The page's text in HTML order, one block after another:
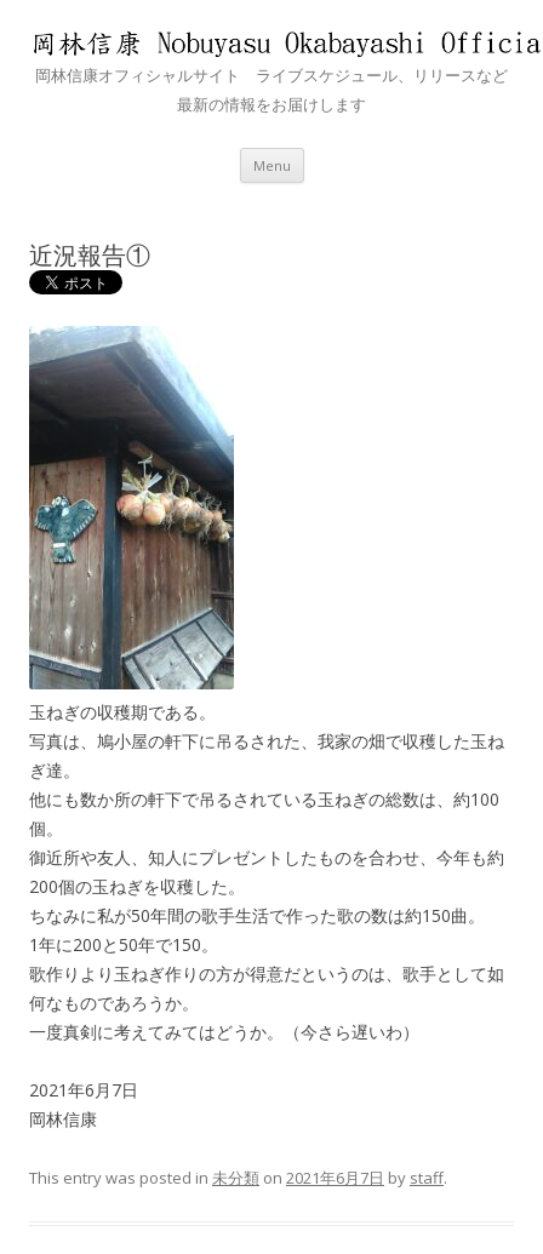
岡林信康オフィシャルサイト ライブスケジュール、リリースなど
最新の情報をお届けします
Menu Skip
近況報告①
玉ねぎの収穫期である。
写真は、鳩小屋の軒下に吊るされた、我家の畑で収穫した玉ね
ぎ達。
他にも数か所の軒下で吊るされている玉ねぎの総数は、約100
個。
御近所や友人、知人にプレゼントしたものを合わせ、今年も約
200個の玉ねぎを収穫した。
ちなみに私が50年間の歌手生活で作った歌の数は約150曲。
1年に200と50年で150。
歌作りより玉ねぎ作りの方が得意だというのは、歌手として如
何なものであろうか。
一度真剣に考えてみてはどうか。（今さら遅いわ）
2021年6月7日
岡林信康
This entry was posted in 未分類 on 2021年6月7日 by staff.